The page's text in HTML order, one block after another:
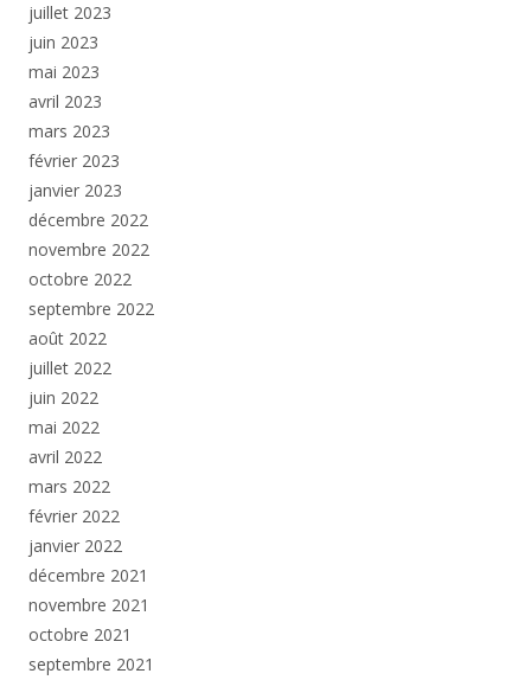
juillet 2023
juin 2023
mai 2023
avril 2023
mars 2023
février 2023
janvier 2023
décembre 2022
novembre 2022
octobre 2022
septembre 2022
août 2022
juillet 2022
juin 2022
mai 2022
avril 2022
mars 2022
février 2022
janvier 2022
décembre 2021
novembre 2021
octobre 2021
septembre 2021